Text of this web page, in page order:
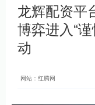
龙辉配资平
博弈进入“
动
网站：红腾网